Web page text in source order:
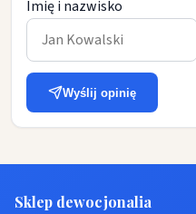
Imię i nazwisko
Wyślij opinię
Sklep dewocjonalia